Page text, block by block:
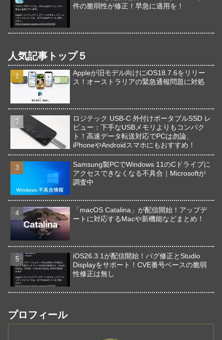
件の脆弱性が修正！早急に適用を！
人気記事トップ５
Appleが旧モデル向けにiOS18.7.6をリリー
ス！オーストラリアの緊急通報問題に対処
ロジテック USB-C 外付けポータブルSSD レ
ビュー：下手なUSBメモリよりもコンパク
ト！高速データ転送対応でPCは勿論、
iPhoneやAndroidスマホにもおすすめ！
Samsung製PCでWindows 11のCドライブに
アクセスできなくなる不具合｜Microsoftが
調査中
「macOS Catalina」が配信開始！アップデ
ートに対応するMacや新機能などまとめ！
iOS26.3.1が配信開始！バグ修正とStudio
Displayをサポート！CVE番号ベースの脆弱
性修正は無し
プロフィール